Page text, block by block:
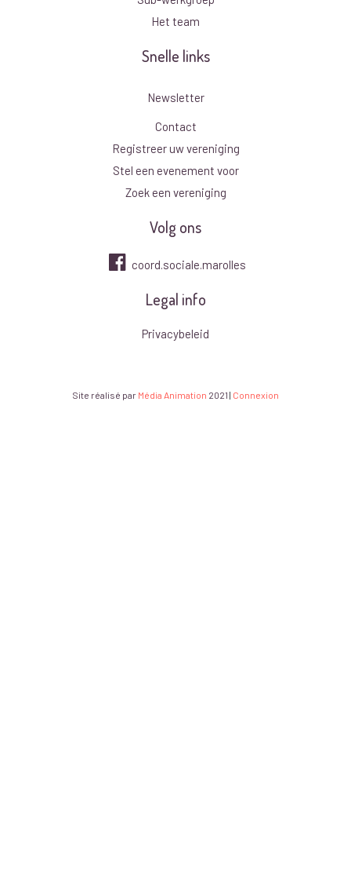
Het team
Snelle links
Newsletter
Contact
Registreer uw vereniging
Stel een evenement voor
Zoek een vereniging
Volg ons
coord.sociale.marolles
Legal info
Privacybeleid
Site réalisé par Média Animation 2021 | Connexion